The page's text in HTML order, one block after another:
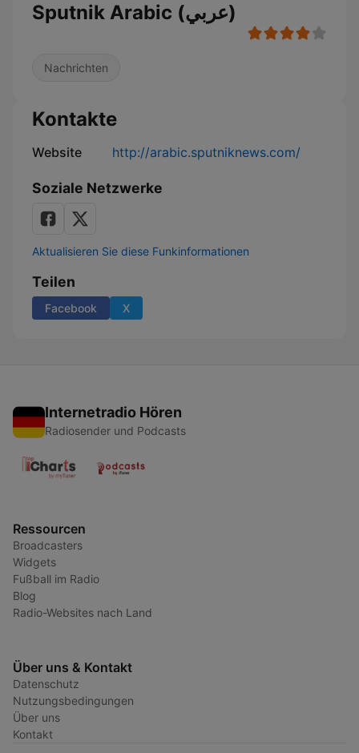
Sputnik Arabic (عربي)
Nachrichten
Kontakte
Website http://arabic.sputniknews.com/
Soziale Netzwerke
Aktualisieren Sie diese Funkinformationen
Teilen
Facebook X
Internetradio Hören
Radiosender und Podcasts
Ressourcen
Broadcasters
Widgets
Fußball im Radio
Blog
Radio-Websites nach Land
Über uns & Kontakt
Datenschutz
Nutzungsbedingungen
Über uns
Kontakt